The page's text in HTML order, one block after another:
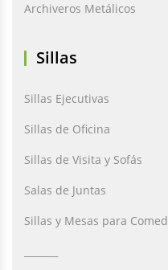
Archiveros Metálicos
Sillas
Sillas Ejecutivas
Sillas de Oficina
Sillas de Visita y Sofás
Salas de Juntas
Sillas y Mesas para